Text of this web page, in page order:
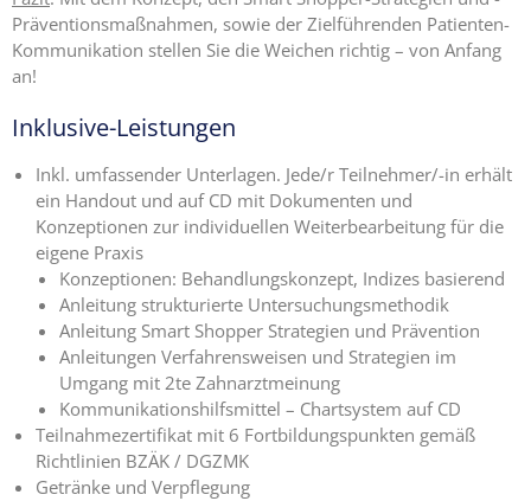
Präventionsmaßnahmen, sowie der Zielführenden Patienten-
Kommunikation stellen Sie die Weichen richtig – von Anfang
an!
Inklusive-Leistungen
Inkl. umfassender Unterlagen. Jede/r Teilnehmer/-in erhält
ein Handout und auf CD mit Dokumenten und
Konzeptionen zur individuellen Weiterbearbeitung für die
eigene Praxis
Konzeptionen: Behandlungskonzept, Indizes basierend
Anleitung strukturierte Untersuchungsmethodik
Anleitung Smart Shopper Strategien und Prävention
Anleitungen Verfahrensweisen und Strategien im
Umgang mit 2te Zahnarztmeinung
Kommunikationshilfsmittel – Chartsystem auf CD
Teilnahmezertifikat mit 6 Fortbildungspunkten gemäß
Richtlinien BZÄK / DGZMK
Getränke und Verpflegung